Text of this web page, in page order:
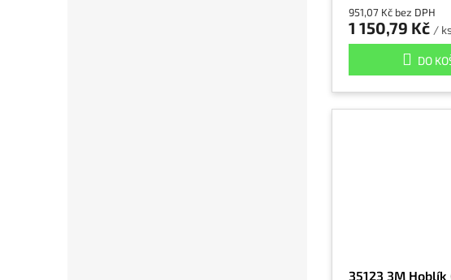
951,07 Kč bez DPH
1 150,79 Kč /
DO
35123 3M Hoblík